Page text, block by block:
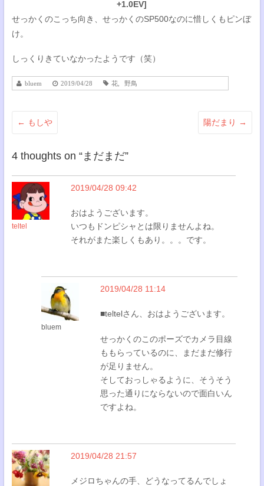
+1.0EV]
せっかくのこっち向き、せっかくのSP500なのに惜しくもピンぼ
け。
しっくりきていなかったようです（笑）
bluem 2019/04/28 花, 野鳥
← もしや 陽だまり →
4 thoughts on “まだまだ”
teltel
2019/04/28 09:42
おはようございます。
いつもドンピシャとは限りませんよね。
それがまた楽しくもあり。。。です。
bluem
2019/04/28 11:14
■teltelさん、おはようございます。
せっかくのこのポーズでカメラ目線
ももらっているのに、まだまだ修行
が足りません。
そしておっしゃるように、そうそう
思った通りにならないので面白いん
ですよね。
2019/04/28 21:57
メジロちゃんの手、どうなってるんでしょ